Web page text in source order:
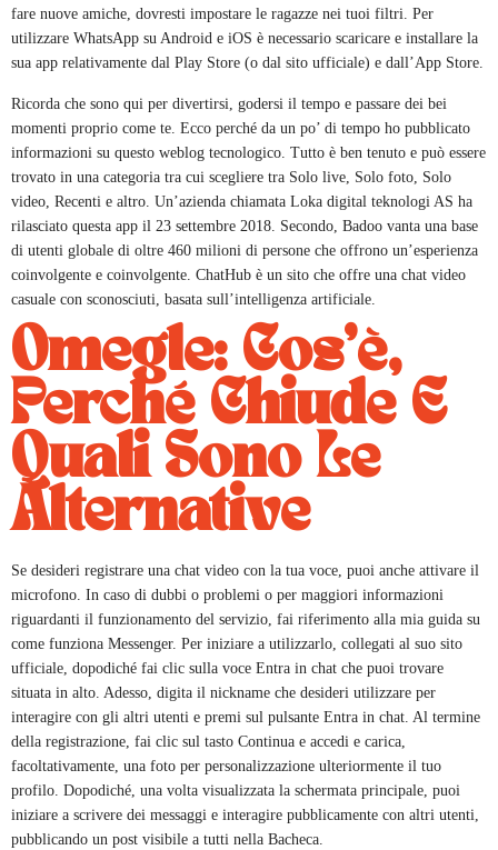
fare nuove amiche, dovresti impostare le ragazze nei tuoi filtri. Per
utilizzare WhatsApp su Android e iOS è necessario scaricare e installare la
sua app relativamente dal Play Store (o dal sito ufficiale) e dall’App Store.
Ricorda che sono qui per divertirsi, godersi il tempo e passare dei bei
momenti proprio come te. Ecco perché da un po’ di tempo ho pubblicato
informazioni su questo weblog tecnologico. Tutto è ben tenuto e può essere
trovato in una categoria tra cui scegliere tra Solo live, Solo foto, Solo
video, Recenti e altro. Un’azienda chiamata Loka digital teknologi AS ha
rilasciato questa app il 23 settembre 2018. Secondo, Badoo vanta una base
di utenti globale di oltre 460 milioni di persone che offrono un’esperienza
coinvolgente e coinvolgente. ChatHub è un sito che offre una chat video
casuale con sconosciuti, basata sull’intelligenza artificiale.
Omegle: Cos’è,
Perché Chiude E
Quali Sono Le
Alternative
Se desideri registrare una chat video con la tua voce, puoi anche attivare il
microfono. In caso di dubbi o problemi o per maggiori informazioni
riguardanti il funzionamento del servizio, fai riferimento alla mia guida su
come funziona Messenger. Per iniziare a utilizzarlo, collegati al suo sito
ufficiale, dopodiché fai clic sulla voce Entra in chat che puoi trovare
situata in alto. Adesso, digita il nickname che desideri utilizzare per
interagire con gli altri utenti e premi sul pulsante Entra in chat. Al termine
della registrazione, fai clic sul tasto Continua e accedi e carica,
facoltativamente, una foto per personalizzazione ulteriormente il tuo
profilo. Dopodiché, una volta visualizzata la schermata principale, puoi
iniziare a scrivere dei messaggi e interagire pubblicamente con altri utenti,
pubblicando un post visibile a tutti nella Bacheca.